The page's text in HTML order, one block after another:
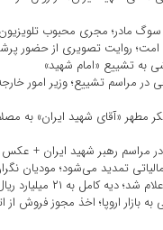
مادر؛ مجری محبوب
امت؛ روایت تصویری از حضور
تشییع «امام شهید»
مراسم تشییع؛ وزیر امور
مطهر «آقای شهید ایران» به
در مراسم رهبر شهید ایران + عکس
تمدید می‌شود؛ مودیان
بازار اروپا؛ اخذ مجوز فروش از